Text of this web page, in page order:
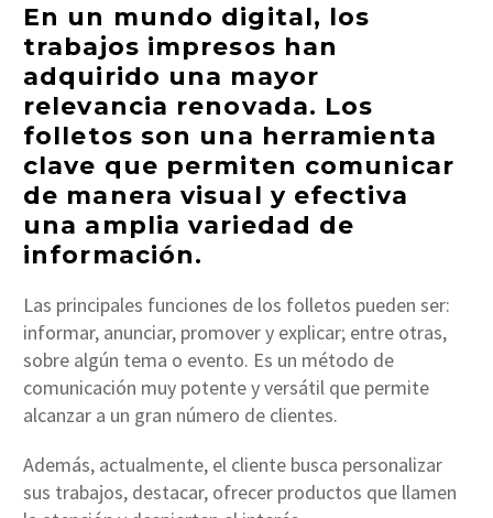
En un mundo digital, los
trabajos impresos han
adquirido una mayor
relevancia renovada. Los
folletos son una herramienta
clave que permiten comunicar
de manera visual y efectiva
una amplia variedad de
información.
Las principales funciones de los folletos pueden ser:
informar, anunciar, promover y explicar; entre otras,
sobre algún tema o evento. Es un método de
comunicación muy potente y versátil que permite
alcanzar a un gran número de clientes.
Además, actualmente, el cliente busca personalizar
sus trabajos, destacar, ofrecer productos que llamen